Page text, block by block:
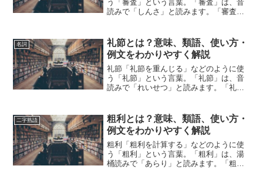
う「審査」という言葉。「審査」は、音
読みで「しんさ」と読みます。「審査」
方や類語について、小説などの用例を紹
介しながら、わかりやすく解...
名詞
礼節とは？意味、類語、使い方・
例文をわかりやすく解説
礼節「礼節を重んじる」などのように使
う「礼節」という言葉。「礼節」は、音
読みで「れいせつ」と読みます。「礼
い方や類語について、小説などの用例を
紹介して、わかりやすく解説...
二字熟語
粗利とは？意味、類語、使い方・
例文をわかりやすく解説
粗利「粗利を計算する」などのように使
う「粗利」という言葉。「粗利」は、湯
桶読みで「あらり」と読みます。「粗